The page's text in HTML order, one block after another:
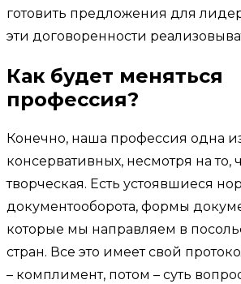
готовить предложения для
эти договоренности
Как будет меняться
профессия?
Конечно, наша профессия одна
консервативных, несмотря на то,
творческая. Есть устоявшиеся
документооборота, формы
которые мы направляем в
стран. Все это имеет свой
– комплимент, потом – суть